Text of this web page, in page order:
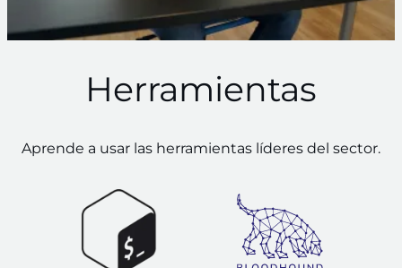
Herramientas
Aprende a usar las herramientas líderes del sector.